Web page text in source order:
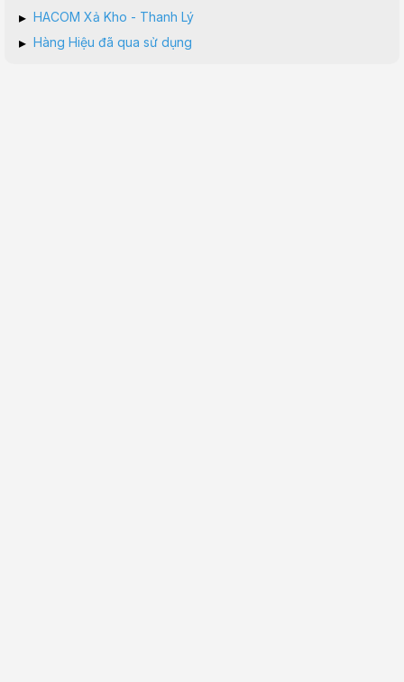
▸ HACOM Xả Kho - Thanh Lý
▸ Hàng Hiệu đã qua sử dụng